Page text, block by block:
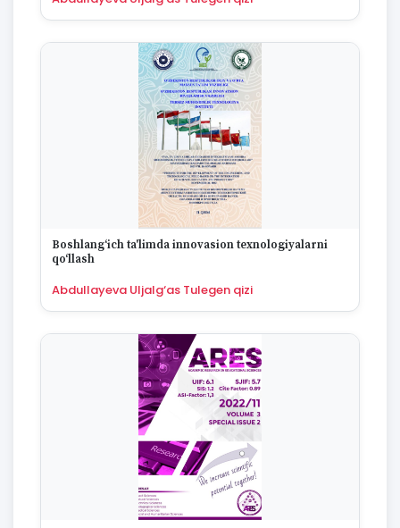
Boshlang‘ich ta'limda innovasion texnologiyalarni
qo‘llash
Abdullayeva Uljalg‘as Tulegen qizi